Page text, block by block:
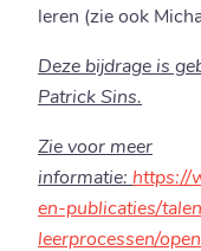
leren (zie ook
Deze bijdrage is
Patrick Sins.
Zie voor meer
informatie: https://
en-publicaties/
leerprocessen/